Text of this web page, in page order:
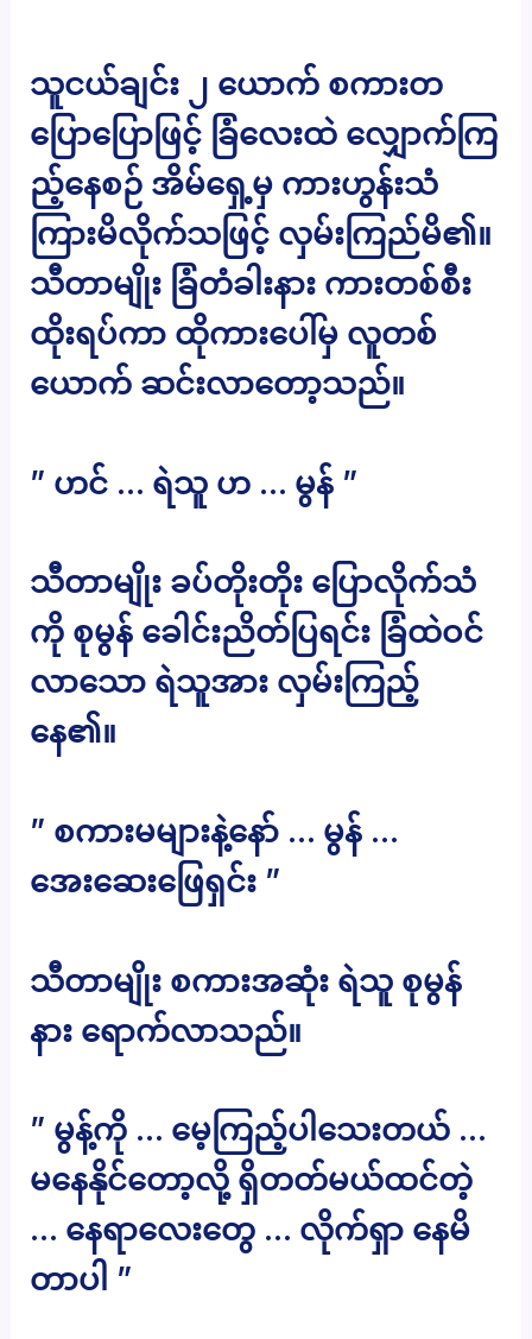
သူငယ်ချင်း ၂ ယောက် စကားတ
ပြောပြောဖြင့် ခြံလေးထဲ လျှောက်ကြ
ည့်နေစဉ် အိမ်ရှေ့မှ ကားဟွန်းသံ
ကြားမိလိုက်သဖြင့် လှမ်းကြည်မိ၏။
သီတာမျိုး ခြံတံခါးနား ကားတစ်စီး
ထိုးရပ်ကာ ထိုကားပေါ်မှ လူတစ်
ယောက် ဆင်းလာတော့သည်။
” ဟင် … ရဲသူ ဟ … မွန် ”
သီတာမျိုး ခပ်တိုးတိုး ပြောလိုက်သံ
ကို စုမွန် ခေါင်းညိတ်ပြရင်း ခြံထဲဝင်
လာသော ရဲသူအား လှမ်းကြည့်
နေ၏။
” စကားမများနဲ့နော် … မွန် …
အေးဆေးဖြေရှင်း ”
သီတာမျိုး စကားအဆုံး ရဲသူ စုမွန်
နား ရောက်လာသည်။
” မွန့်ကို … မေ့ကြည့်ပါသေးတယ် …
မနေနိုင်တော့လို့ ရှိတတ်မယ်ထင်တဲ့
… နေရာလေးတွေ … လိုက်ရှာ နေမိ
တာပါ ”